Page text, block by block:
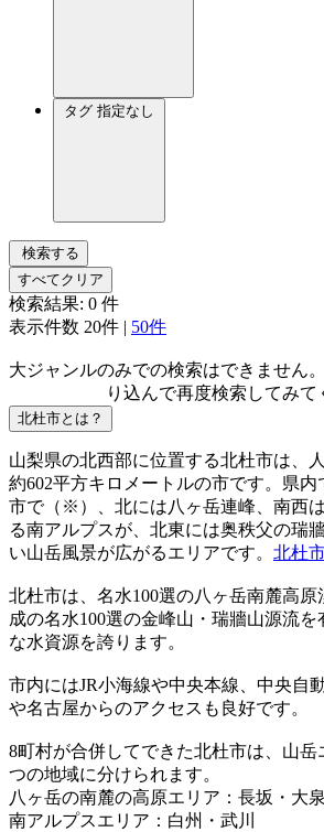
タグ 指定なし
検索する
すべてクリア
検索結果: 0 件
表示件数 20件 | 50件
大ジャンルのみでの検索はできません
り込んで再度検索してみて
北杜市とは？
山梨県の北西部に位置する北杜市は、
約602平方キロメートルの市です。県
市で（※）、北には八ヶ岳連峰、南西
る南アルプスが、北東には奥秩父の瑞
い山岳風景が広がるエリアです。 北杜
北杜市は、名水100選の八ヶ岳南麓高
成の名水100選の金峰山・瑞牆山源流
な水資源を誇ります。
市内にはJR小海線や中央本線、中央自
や名古屋からのアクセスも良好です。
8町村が合併してできた北杜市は、山岳
つの地域に分けられます。
八ヶ岳の南麓の高原エリア：長坂・大
南アルプスエリア：白州・武川